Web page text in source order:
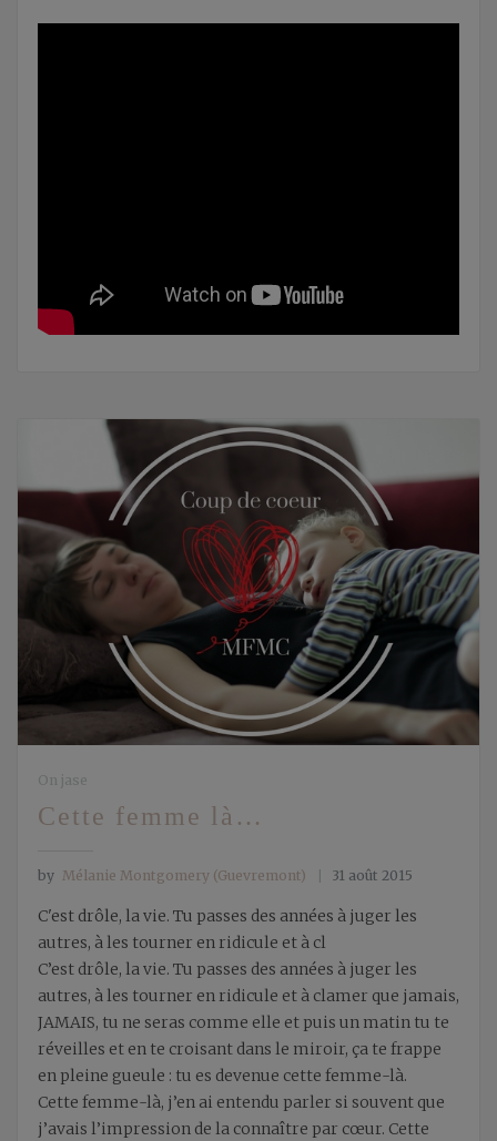
On jase
Cette femme là…
by Mélanie Montgomery (Guevremont) 31 août 2015
C'est drôle, la vie. Tu passes des années à juger les
autres, à les tourner en ridicule et à cl
C’est drôle, la vie. Tu passes des années à juger les
autres, à les tourner en ridicule et à clamer que jamais,
JAMAIS, tu ne seras comme elle et puis un matin tu te
réveilles et en te croisant dans le miroir, ça te frappe
en pleine gueule : tu es devenue cette femme-là.
Cette femme-là, j’en ai entendu parler si souvent que
j’avais l’impression de la connaître par cœur. Cette